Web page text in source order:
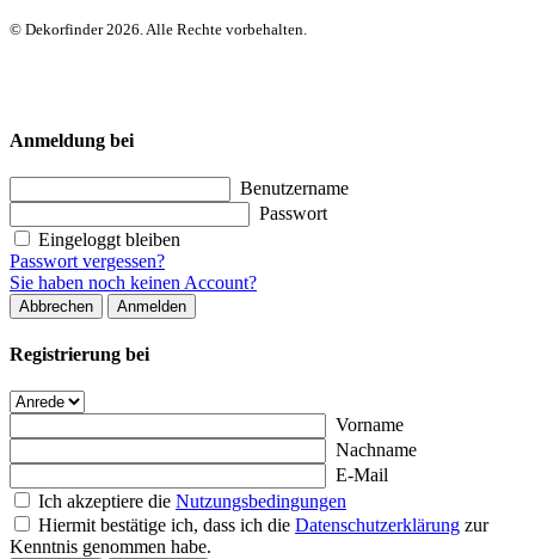
© Dekorfinder 2026. Alle Rechte vorbehalten.
Anmeldung bei
Benutzername
Passwort
Eingeloggt bleiben
Passwort vergessen?
Sie haben noch keinen Account?
Abbrechen Anmelden
Registrierung bei
Vorname
Nachname
E-Mail
Ich akzeptiere die Nutzungsbedingungen
Hiermit bestätige ich, dass ich die Datenschutzerklärung zur
Kenntnis genommen habe.